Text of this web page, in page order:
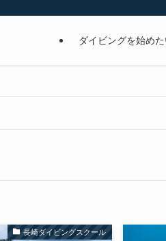
ダイビングを始め
長崎ダイビングスクール